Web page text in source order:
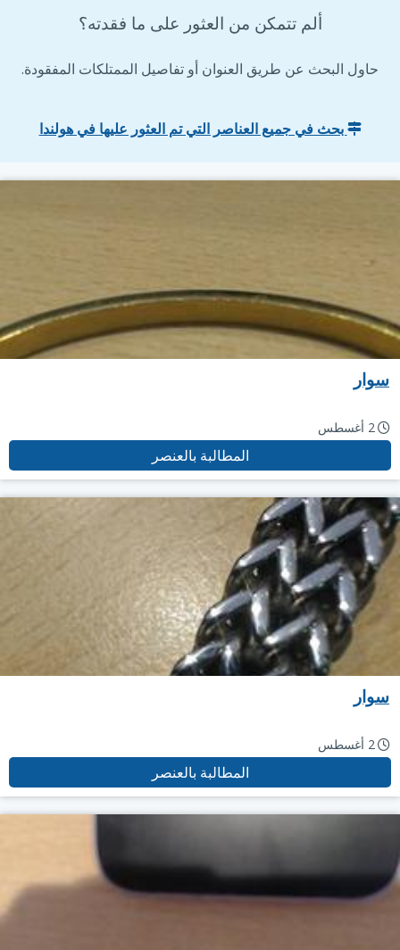
ألم تتمكن من العثور على ما فقدته؟
حاول البحث عن طريق العنوان أو تفاصيل الممتلكات المفقودة.
بحث في جميع العناصر التي تم العثور عليها في هولندا
سوار
2 أغسطس
المطالبة بالعنصر
سوار
2 أغسطس
المطالبة بالعنصر